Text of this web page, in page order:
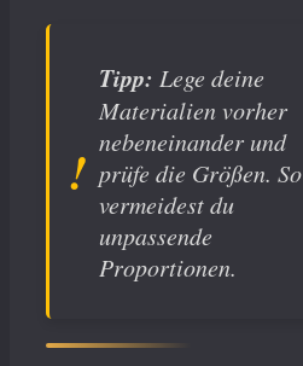
Tipp: Lege deine
Materialien vorher
nebeneinander und
prüfe die Größen. So
vermeidest du
unpassende
Proportionen.